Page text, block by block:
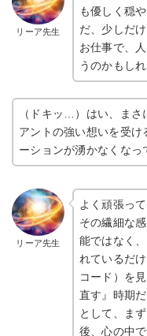
リーア先生
も優しく穏
だ、少しだ
お仕事で、
うのかもしれ
（ドキッ…）はい、ま
アントの強い想いを受
ーションが湧かなくなっ
リーア先生
よく頑張っ
その繊細な
能ではなく
れているだ
コード）を
直す』時期
として、ま
後、心の中